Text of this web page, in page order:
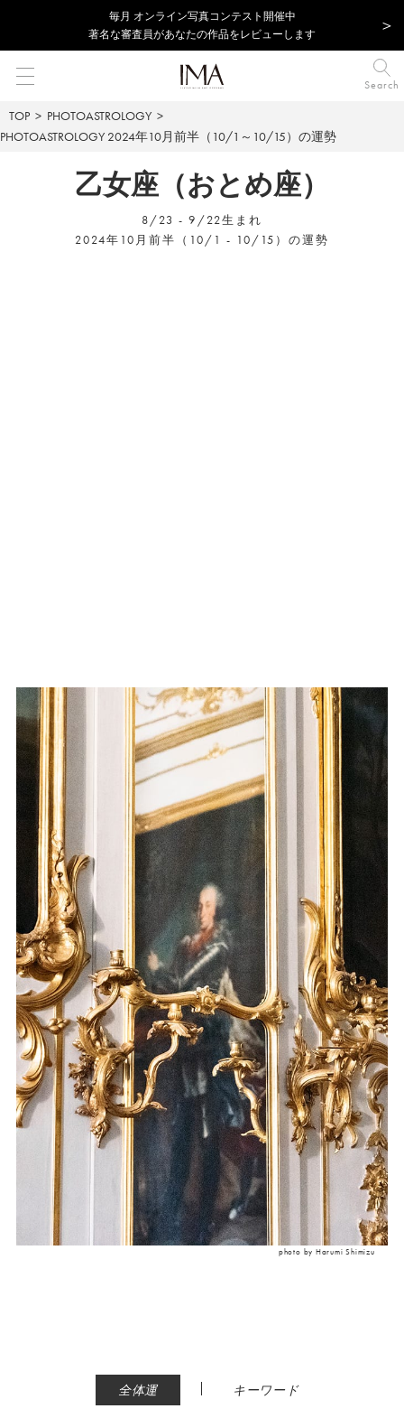
毎⽉ オンライン写真コンテスト開催中
著名な審査員があなたの作品をレビューします
Search
TOP
PHOTOASTROLOGY
PHOTOASTROLOGY 2024年10月前半（10/1～10/15）の運勢
乙女座（おとめ座）
8/23 - 9/22生まれ
2024年10月前半（10/1 - 10/15）の運勢
photo by Harumi Shimizu
全体運 | キーワード